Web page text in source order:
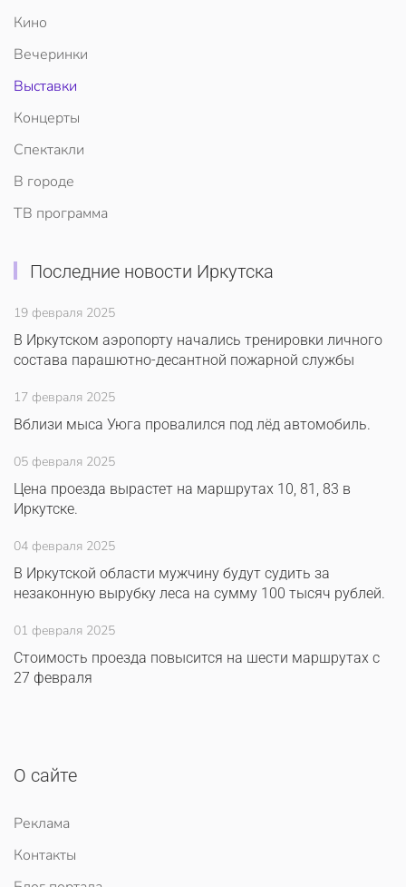
Кино
Вечеринки
Выставки
Концерты
Спектакли
В городе
ТВ программа
Последние новости Иркутска
19 февраля 2025
В Иркутском аэропорту начались тренировки личного
состава парашютно-десантной пожарной службы
17 февраля 2025
Вблизи мыса Уюга провалился под лёд автомобиль.
05 февраля 2025
Цена проезда вырастет на маршрутах 10, 81, 83 в
Иркутске.
04 февраля 2025
В Иркутской области мужчину будут судить за
незаконную вырубку леса на сумму 100 тысяч рублей.
01 февраля 2025
Стоимость проезда повысится на шести маршрутах с
27 февраля
О сайте
Реклама
Контакты